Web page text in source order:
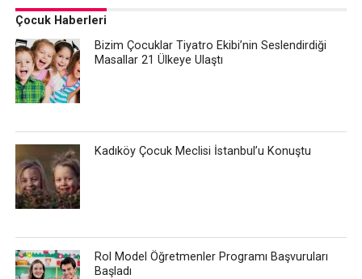
Çocuk Haberleri
Bizim Çocuklar Tiyatro Ekibi’nin Seslendirdiği
Masallar 21 Ülkeye Ulaştı
Kadıköy Çocuk Meclisi İstanbul’u Konuştu
Rol Model Öğretmenler Programı Başvuruları
Başladı